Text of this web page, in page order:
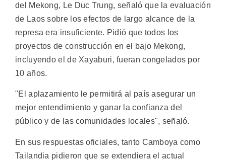
del Mekong, Le Duc Trung, señaló que la evaluación
de Laos sobre los efectos de largo alcance de la
represa era insuficiente. Pidió que todos los
proyectos de construcción en el bajo Mekong,
incluyendo el de Xayaburi, fueran congelados por
10 años.
"El aplazamiento le permitirá al país asegurar un
mejor entendimiento y ganar la confianza del
público y de las comunidades locales", señaló.
En sus respuestas oficiales, tanto Camboya como
Tailandia pidieron que se extendiera el actual